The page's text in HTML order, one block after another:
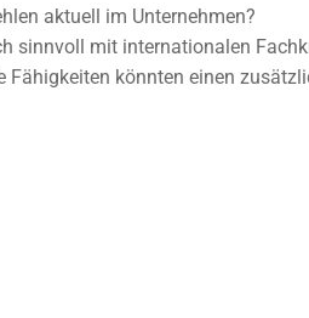
aktuell im Unternehmen?
sinnvoll mit internationalen
könnten einen